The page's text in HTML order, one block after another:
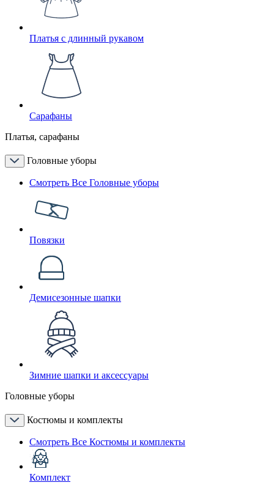
Платья с длинный рукавом
Сарафаны
Платья, сарафаны
Головные уборы
Смотреть Все Головные уборы
Повязки
Демисезонные шапки
Зимние шапки и аксессуары
Головные уборы
Костюмы и комплекты
Смотреть Все Костюмы и комплекты
Комплект